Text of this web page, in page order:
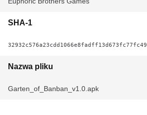
SHA-1
32932c576a23cdd1066e8fadff13d673fc77fc49
Nazwa pliku
Garten_of_Banban_v1.0.apk